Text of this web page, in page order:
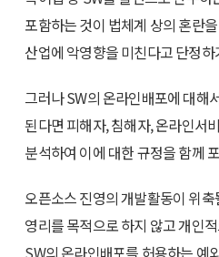
포함하는 것이 법체계 상의 혼란
산업에 악영향을 미친다고 단정
그러나 SW의 온라인배포에 대해
된다면 피해자, 침해자, 온라인서
분석하여 이에 대한 규정을 함께
오픈소스 진영의 개발활동이 위
영리를 목적으로 하지 않고 개인